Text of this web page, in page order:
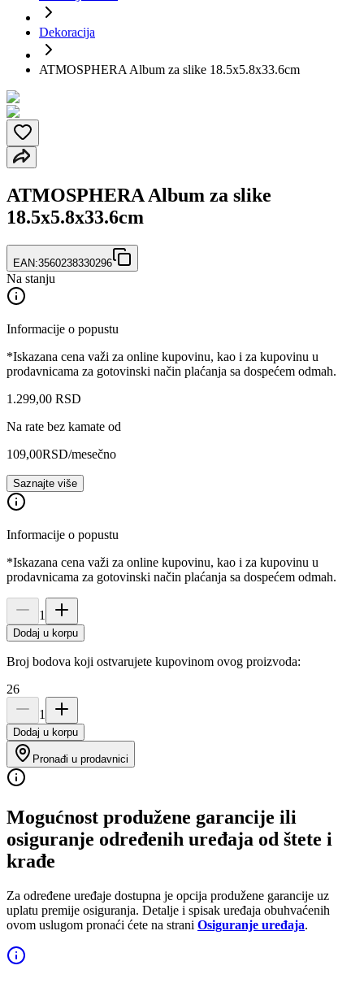
Dekoracija
ATMOSPHERA Album za slike 18.5x5.8x33.6cm
ATMOSPHERA Album za slike
18.5x5.8x33.6cm
EAN:3560238330296
Na stanju
Informacije o popustu
*Iskazana cena važi za online kupovinu, kao i za kupovinu u
prodavnicama za gotovinski način plaćanja sa dospećem odmah.
1.299,00 RSD
Na rate bez kamate od
109,00RSD/mesečno
Saznajte više
Informacije o popustu
*Iskazana cena važi za online kupovinu, kao i za kupovinu u
prodavnicama za gotovinski način plaćanja sa dospećem odmah.
1
Dodaj u korpu
Broj bodova koji ostvarujete kupovinom ovog proizvoda:
26
1
Dodaj u korpu
Pronađi u prodavnici
Mogućnost produžene garancije ili
osiguranje određenih uređaja od štete i
krađe
Za određene uređaje dostupna je opcija produžene garancije uz
uplatu premije osiguranja. Detalje i spisak uređaja obuhvaćenih
ovom uslugom pronaći ćete na strani Osiguranje uređaja.